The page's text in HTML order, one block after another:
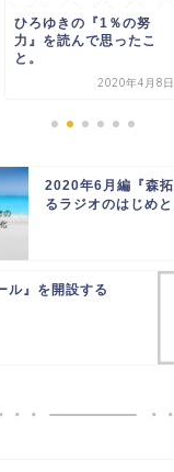
ひろゆきの『1％の努
力』を読んで思ったこ
と。
2020年4月8日
2020年6月編『森
るラジオのはじめ
ル』を開設する